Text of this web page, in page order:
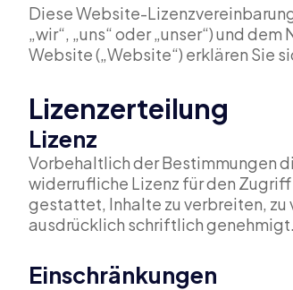
Diese Website-
„wir“, „uns“ oder „unser“) und
Website („Website“) erklären Sie
Lizenzerteilung
Lizenz
Vorbehaltlich der Bestimmungen
widerrufliche Lizenz für den
gestattet, Inhalte zu verbreiten, zu
ausdrücklich schriftlich genehmigt.
Einschränkungen